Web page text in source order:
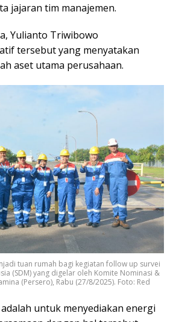
jajaran tim manajemen.
Yulianto Triwibowo
tersebut yang menyatakan
aset utama perusahaan.
tuan rumah bagi kegiatan follow up survei
(SDM) yang digelar oleh Komite Nominasi &
(Persero), Rabu (27/8/2025). Foto: Red
untuk menyediakan energi